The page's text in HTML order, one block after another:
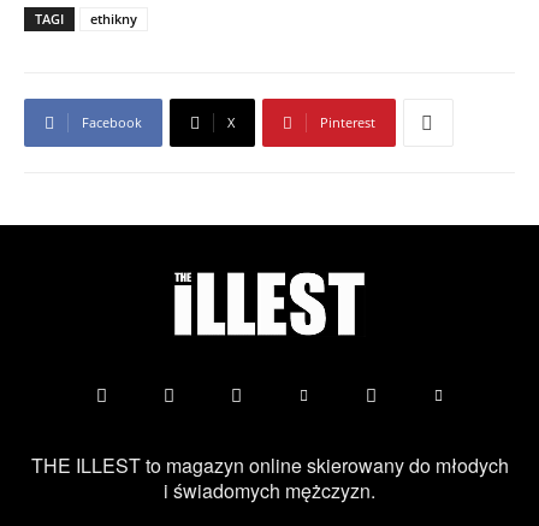
TAGI ethikny
Facebook X Pinterest
THE ILLEST to magazyn online skierowany do młodych
i świadomych mężczyzn.